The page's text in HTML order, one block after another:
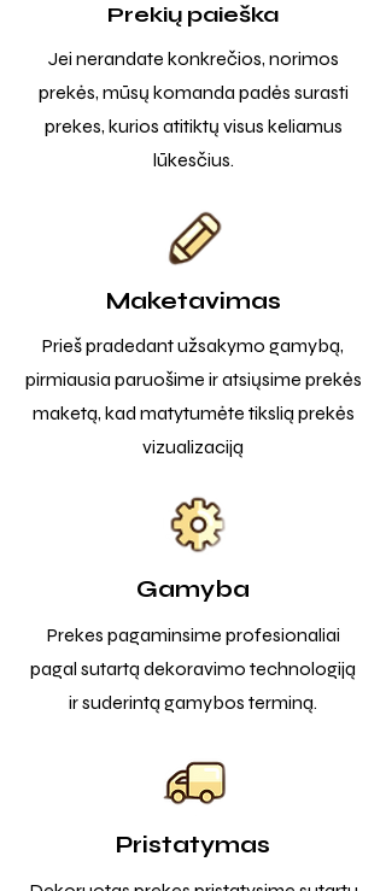
Prekių paieška
Jei nerandate konkrečios, norimos
prekės, mūsų komanda padės surasti
prekes, kurios atitiktų visus keliamus
lūkesčius.
Maketavimas
Prieš pradedant užsakymo gamybą,
pirmiausia paruošime ir atsiųsime prekės
maketą, kad matytumėte tikslią prekės
vizualizaciją
Gamyba
Prekes pagaminsime profesionaliai
pagal sutartą dekoravimo technologiją
ir suderintą gamybos terminą.
Pristatymas